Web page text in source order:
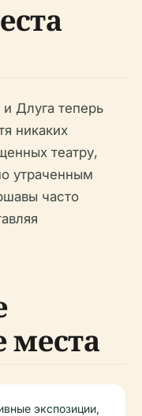
Длуга теперь
никаких
театру,
утраченным
часто
места
экспозиции,